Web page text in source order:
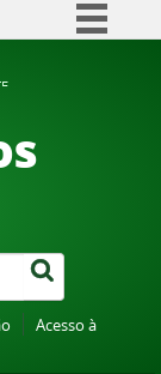
Acesso à